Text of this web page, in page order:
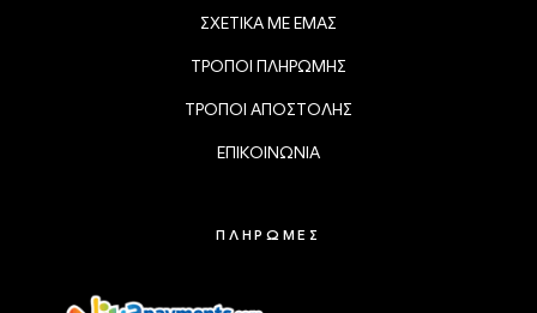
ΣΧΕΤΙΚΑ ΜΕ ΕΜΑΣ
ΤΡΟΠΟΙ ΠΛΗΡΩΜΗΣ
ΤΡΟΠΟΙ ΑΠΟΣΤΟΛΗΣ
ΕΠΙΚΟΙΝΩΝΙΑ
ΠΛΗΡΩΜΕΣ